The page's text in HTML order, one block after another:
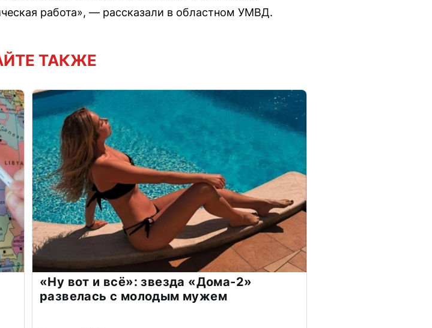
работа», — рассказали в областном УМВД.
ТАКЖЕ
«Ну вот и всё»: звезда «Дома-2»
развелась с молодым мужем